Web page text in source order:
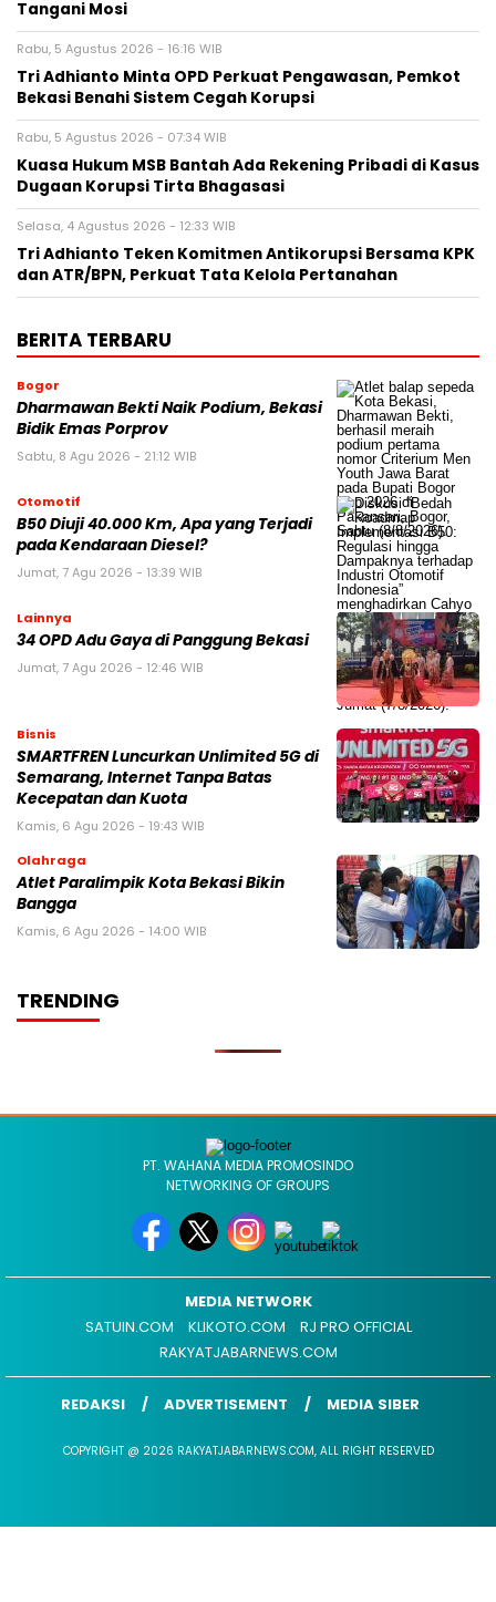
Tangani Mosi
Rabu, 5 Agustus 2026 - 16:16 WIB
Tri Adhianto Minta OPD Perkuat Pengawasan, Pemkot
Bekasi Benahi Sistem Cegah Korupsi
Rabu, 5 Agustus 2026 - 07:34 WIB
Kuasa Hukum MSB Bantah Ada Rekening Pribadi di Kasus
Dugaan Korupsi Tirta Bhagasasi
Selasa, 4 Agustus 2026 - 12:33 WIB
Tri Adhianto Teken Komitmen Antikorupsi Bersama KPK
dan ATR/BPN, Perkuat Tata Kelola Pertanahan
BERITA TERBARU
Bogor
Dharmawan Bekti Naik Podium, Bekasi
Bidik Emas Porprov
Sabtu, 8 Agu 2026 - 21:12 WIB
Otomotif
B50 Diuji 40.000 Km, Apa yang Terjadi
pada Kendaraan Diesel?
Jumat, 7 Agu 2026 - 13:39 WIB
Lainnya
34 OPD Adu Gaya di Panggung Bekasi
Jumat, 7 Agu 2026 - 12:46 WIB
Bisnis
SMARTFREN Luncurkan Unlimited 5G di
Semarang, Internet Tanpa Batas
Kecepatan dan Kuota
Kamis, 6 Agu 2026 - 19:43 WIB
Olahraga
Atlet Paralimpik Kota Bekasi Bikin
Bangga
Kamis, 6 Agu 2026 - 14:00 WIB
TRENDING
PT. WAHANA MEDIA PROMOSINDO
NETWORKING OF GROUPS
MEDIA NETWORK
SATUIN.COM
KLIKOTO.COM
RJ PRO OFFICIAL
RAKYATJABARNEWS.COM
REDAKSI ADVERTISEMENT MEDIA SIBER
COPYRIGHT @ 2026 RAKYATJABARNEWS.COM, ALL RIGHT RESERVED